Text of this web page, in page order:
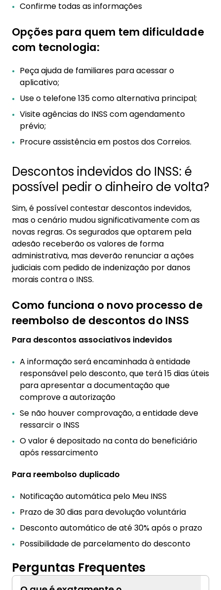
Confirme todas as informações
Opções para quem tem dificuldade
com tecnologia:
Peça ajuda de familiares para acessar o
aplicativo;
Use o telefone 135 como alternativa principal;
Visite agências do INSS com agendamento
prévio;
Procure assistência em postos dos Correios.
Descontos indevidos do INSS: é
possível pedir o dinheiro de volta?
Sim, é possível contestar descontos indevidos,
mas o cenário mudou significativamente com as
novas regras. Os segurados que optarem pela
adesão receberão os valores de forma
administrativa, mas deverão renunciar a ações
judiciais com pedido de indenização por danos
morais contra o INSS.
Como funciona o novo processo de
reembolso de descontos do INSS
Para descontos associativos indevidos
A informação será encaminhada à entidade
responsável pelo desconto, que terá 15 dias úteis
para apresentar a documentação que
comprove a autorização
Se não houver comprovação, a entidade deve
ressarcir o INSS
O valor é depositado na conta do beneficiário
após ressarcimento
Para reembolso duplicado
Notificação automática pelo Meu INSS
Prazo de 30 dias para devolução voluntária
Desconto automático de até 30% após o prazo
Possibilidade de parcelamento do desconto
Perguntas Frequentes